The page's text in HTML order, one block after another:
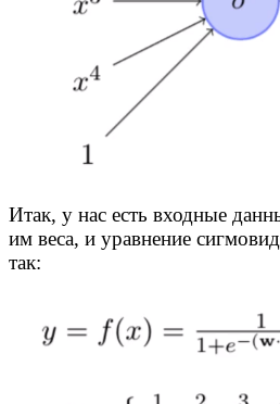
Итак, у нас есть входные
им веса, и уравнение
так: